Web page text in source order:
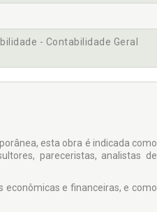
- Contabilidade Geral
esta obra é indicada como
pareceristas, analistas de
e financeiras, e como